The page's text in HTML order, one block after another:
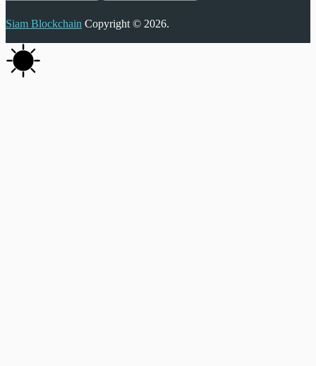
Siam Blockchain Copyright © 2026.